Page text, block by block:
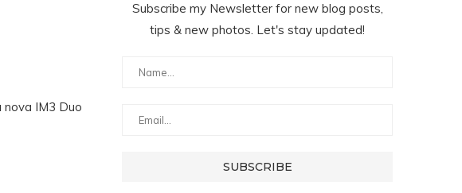
IM3 Duo
Subscribe my Newsletter for new blog posts,
tips & new photos. Let's stay updated!